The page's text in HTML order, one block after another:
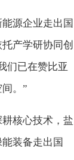
源企业走出国
产学研协同创
们已在赞比亚
。”
核心技术，盐
装备走出国